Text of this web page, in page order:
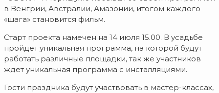
в Венгрии, Австралии, Амазонии, итогом каждого
«шага» становится фильм.
Старт проекта намечен на 14 июля 15.00. В усадьбе
пройдет уникальная программа, на которой будут
работать различные площадки, так же участников
ждет уникальная программа с инсталляциями.
Гости праздника будут участвовать в мастер-классах,